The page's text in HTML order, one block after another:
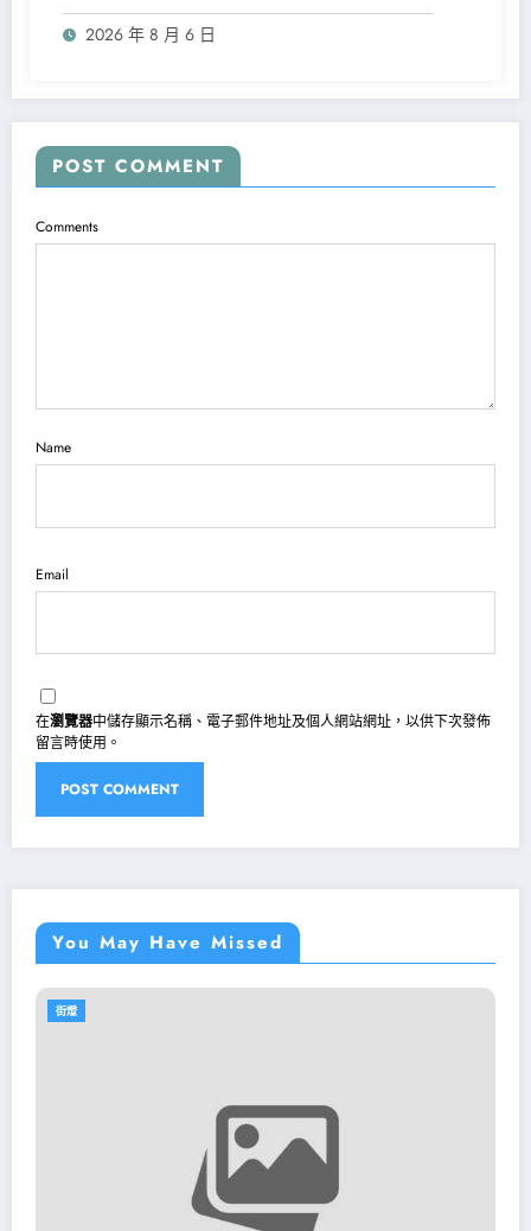
2026 年 8 月 6 日
POST COMMENT
Comments
Name
Email
在瀏覽器中儲存顯示名稱、電子郵件地址及個人網站網址，以供下次發佈
留言時使用。
You May Have Missed